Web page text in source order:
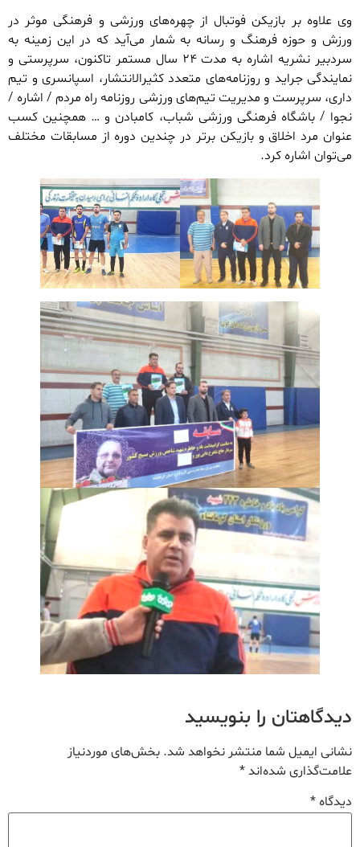
وی علاوه بر بازیکن فوتبال از چهره‌های ورزشی و فرهنگی موثر در
ورزش و حوزه فرهنگ و رسانه به شمار می‌آید که در این زمینه به
سردبیر نشریه اشاره به مدت ۲۴ سال مستمر تاکنون، سرپرستی و
نمایندگی جراید و روزنامه‌های متعدد کثیرالانتشار، اسپانسری و تیم
داری، سرپرست و مدیریت تیم‌های ورزشی روزنامه راه مردم / اشاره /
نجوا / باشگاه فرهنگی ورزشی شباب، کامبادن و … همچنین کسب
عنوان مرد اخلاق و بازیکن برتر در چندین دوره از مسابقات مختلف
می‌توان اشاره کرد.
دیدگاهتان را بنویسید
نشانی ایمیل شما منتشر نخواهد شد. بخش‌های موردنیاز
علامت‌گذاری شده‌اند*
دیدگاه*